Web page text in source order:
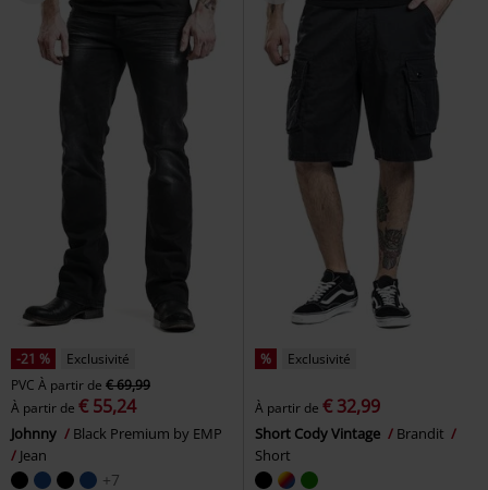
-21 %
Exclusivité
PVC À partir de € 69,99
À partir de € 55,24
Johnny
Black Premium by EMP
Jean
+7
% Exclusivité
À partir de € 32,99
Short Cody Vintage
Brandit
Short